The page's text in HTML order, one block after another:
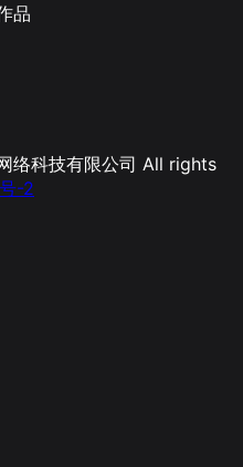
品
络科技有限公司 All rights
-2